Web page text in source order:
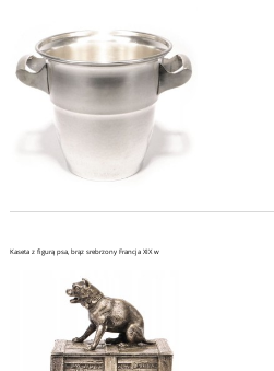
Kaseta z figurą psa, brąz srebrzony Francja XIX w